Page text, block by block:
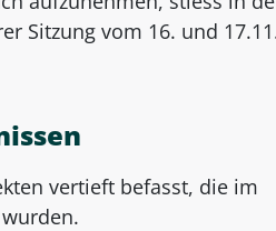
Sitzung vom 16. und
vertieft befasst, die im